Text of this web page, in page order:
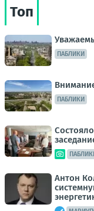
Топ
ПАБЛИКИ
ПАБЛИКИ
Антон